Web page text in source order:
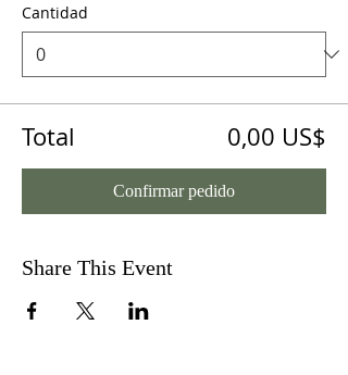
Cantidad
Total 0,00 US$
Confirmar pedido
Share This Event